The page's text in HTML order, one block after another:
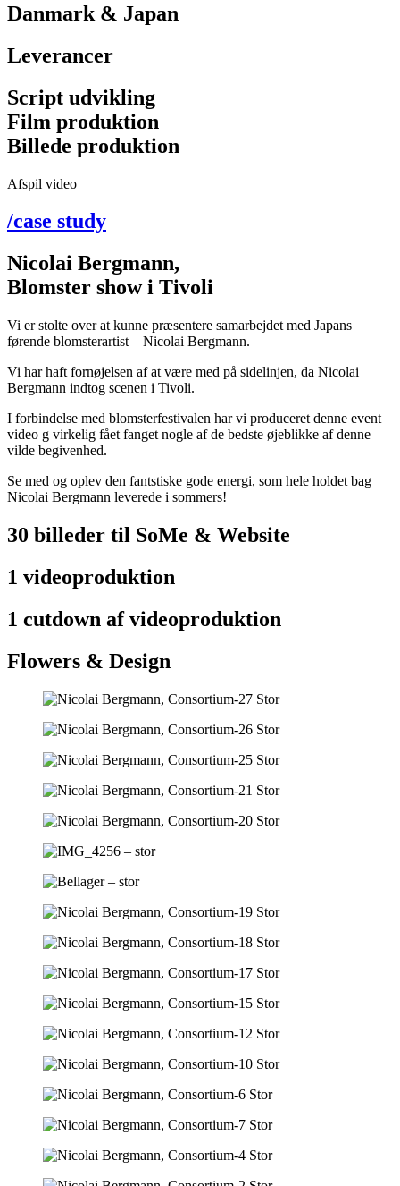
Danmark & Japan
Leverancer
Script udvikling
Film produktion
Billede produktion
Afspil video
/case study
Nicolai Bergmann,
Blomster show i Tivoli
Vi er stolte over at kunne præsentere samarbejdet med Japans
førende blomsterartist – Nicolai Bergmann.
Vi har haft fornøjelsen af at være med på sidelinjen, da Nicolai
Bergmann indtog scenen i Tivoli.
I forbindelse med blomsterfestivalen har vi produceret denne event
video g virkelig fået fanget nogle af de bedste øjeblikke af denne
vilde begivenhed.
Se med og oplev den fantstiske gode energi, som hele holdet bag
Nicolai Bergmann leverede i sommers!
30 billeder til SoMe & Website
1 videoproduktion
1 cutdown af videoproduktion
Flowers & Design